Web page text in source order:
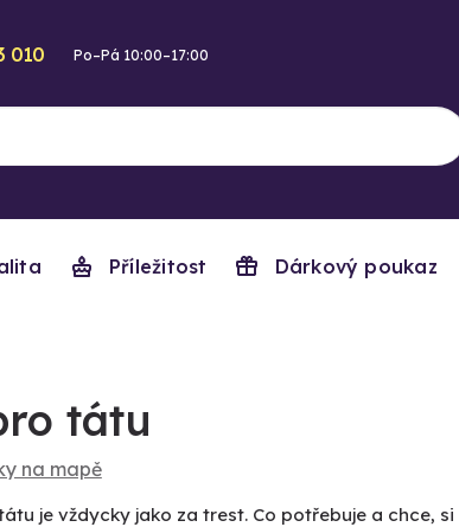
010 Po–Pá 10:00–17:00
Příležitost Dárkový poukaz
tátu
na mapě
je vždycky jako za trest. Co potřebuje a chce,